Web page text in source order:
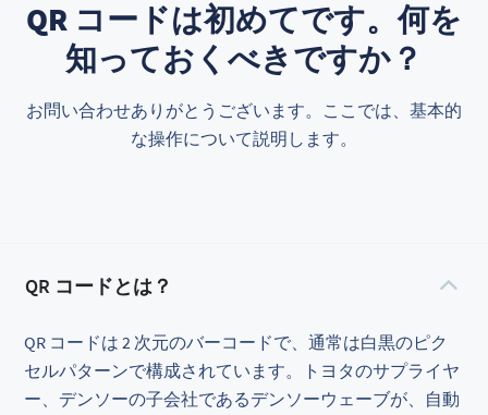
QR コードは初めてです。何を
知っておくべきですか？
お問い合わせありがとうございます。ここでは、基本的
な操作について説明します。
QR コードとは？
QR コードは 2 次元のバーコードで、通常は白黒のピク
セルパターンで構成されています。トヨタのサプライヤ
ー、デンソーの子会社であるデンソーウェーブが、自動